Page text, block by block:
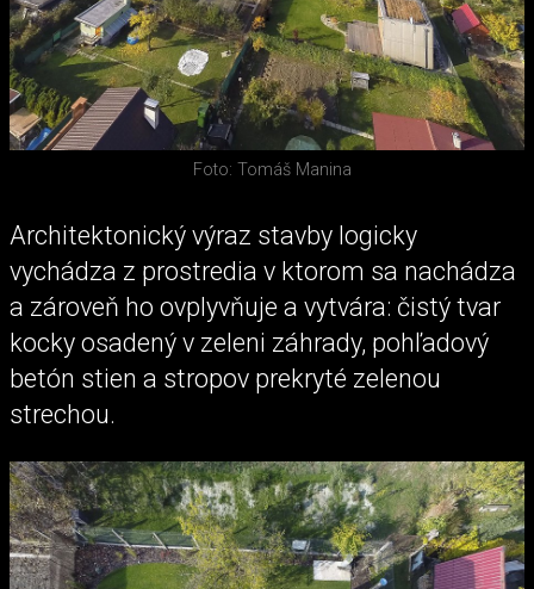
Foto: Tomáš Manina
Architektonický výraz stavby logicky
vychádza z prostredia v ktorom sa nachádza
a zároveň ho ovplyvňuje a vytvára: čistý tvar
kocky osadený v zeleni záhrady, pohľadový
betón stien a stropov prekryté zelenou
strechou.